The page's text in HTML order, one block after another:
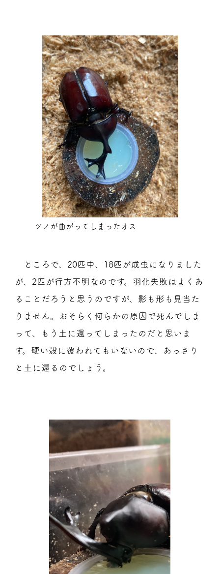
ツノが曲がってしまったオス
ところで、20匹中、18匹が成虫になりました
が、2匹が行方不明なのです。羽化失敗はよくあ
ることだろうと思うのですが、影も形も見当た
りません。おそらく何らかの原因で死んでしま
って、もう土に還ってしまったのだと思いま
す。硬い殻に覆われてもいないので、あっさり
と土に還るのでしょう。